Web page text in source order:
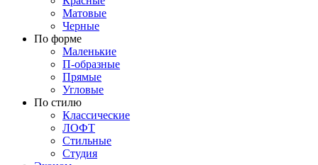
Матовые
Черные
По форме
Маленькие
П-образные
Прямые
Угловые
По стилю
Классические
ЛОФТ
Стильные
Студия